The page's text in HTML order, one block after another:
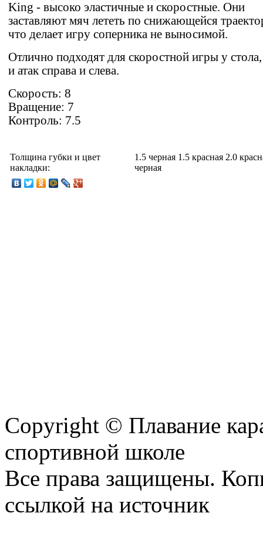
King - высоко эластичные и скоростные. Они
заставляют мяч лететь по снижающейся
что делает игру соперника не выносимой.
Отлично подходят для скоростной игры у
и атак справа и слева.
Скорость: 8
Вращение: 7
Контроль: 7.5
Толщина губки и цвет
накладки:
1.5 черная 1.5 красная 2.0
черная
Copyright © Плавание
спортивной школе
Все права защищены.
ссылкой на источник